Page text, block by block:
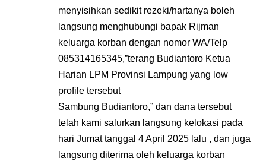
menyisihkan sedikit rezeki/hartanya boleh
langsung menghubungi bapak Rijman
keluarga korban dengan nomor WA/Telp
085314165345,”terang Budiantoro Ketua
Harian LPM Provinsi Lampung yang low
profile tersebut
Sambung Budiantoro,” dan dana tersebut
telah kami salurkan langsung kelokasi pada
hari Jumat tanggal 4 April 2025 lalu , dan juga
langsung diterima oleh keluarga korban